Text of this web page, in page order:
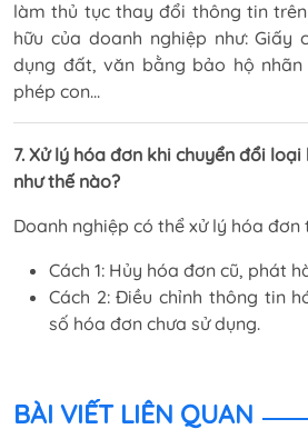
làm thủ tục thay đổi thông tin
hữu của doanh nghiệp như: Giấy
dụng đất, văn bằng bảo hộ nhãn
phép con...
7. Xử lý hóa đơn khi chuyển đổi
như thế nào?
Doanh nghiệp có thể xử lý hóa đơn
Cách 1: Hủy hóa đơn cũ, phát
Cách 2: Điều chỉnh thông tin
số hóa đơn chưa sử dụng.
BÀI VIẾT LIÊN QUAN